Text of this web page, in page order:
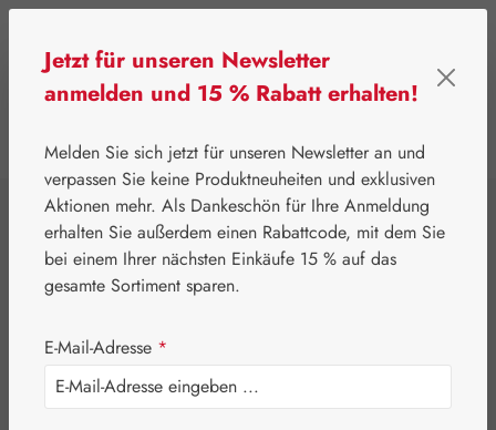
⌂ Pater Severin Naturprodukte Teemischungen
Gallen-T St.
Severin
Jetzt für unseren Newsletter
anmelden und 15 % Rabatt erhalten!
Melden Sie sich jetzt für unseren Newsletter an und
verpassen Sie keine Produktneuheiten und exklusiven
Aktionen mehr. Als Dankeschön für Ihre Anmeldung
erhalten Sie außerdem einen Rabattcode, mit dem Sie
bei einem Ihrer nächsten Einkäufe 15 % auf das
gesamte Sortiment sparen.
E-Mail-Adresse *